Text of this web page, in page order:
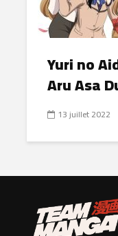
Yuri no
Aru Asa
13 juillet 2022